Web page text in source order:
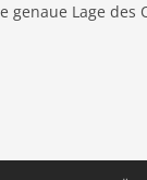
genaue Lage